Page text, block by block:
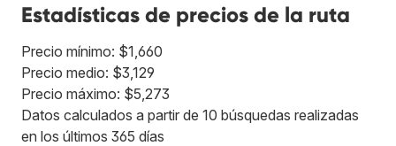
Estadísticas de precios de la ruta
Precio mínimo: $1,660
Precio medio: $3,129
Precio máximo: $5,273
Datos calculados a partir de 10 búsquedas realizadas
en los últimos 365 días